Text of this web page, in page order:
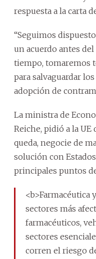
respuesta a la carta
“Seguimos
un acuerdo antes
tiempo, tomaremos
para salvaguardar
adopción de
La ministra de
Reiche, pidió a la UE
queda, negocie de
solución con
principales puntos
<b>Farmacéutica
sectores más
farmacéuticos,
sectores
corren el riesgo